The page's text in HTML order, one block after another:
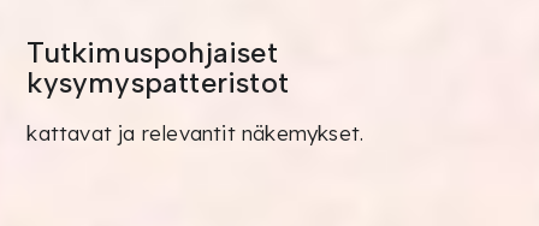
Tutkimuspohjaiset
kysymyspatteristot
kattavat ja relevantit näkemykset.